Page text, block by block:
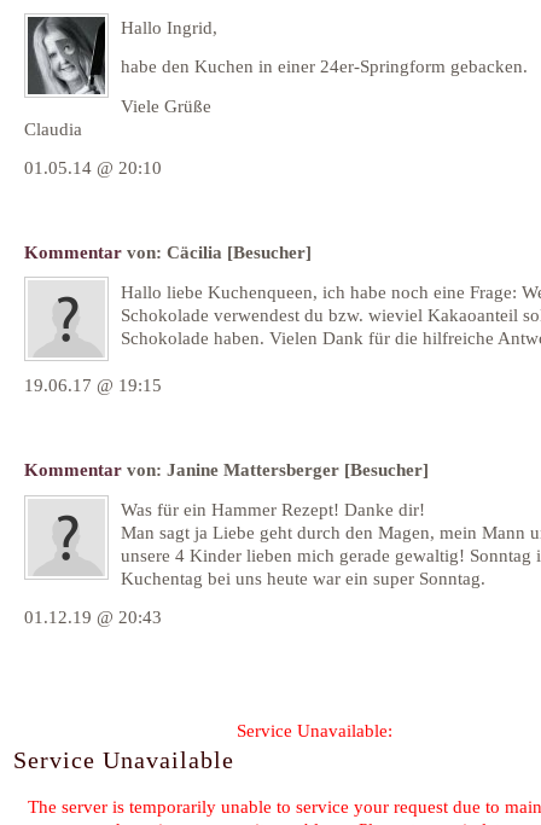
Hallo Ingrid,
habe den Kuchen in einer 24er-Springform gebacken.
Viele Grüße
Claudia
01.05.14 @ 20:10
Kommentar von: Cäcilia [Besucher]
Hallo liebe Kuchenqueen, ich habe noch eine Frage:
Schokolade verwendest du bzw. wieviel Kakaoanteil
Schokolade haben. Vielen Dank für die hilfreiche
19.06.17 @ 19:15
Kommentar von: Janine Mattersberger [Besucher]
Was für ein Hammer Rezept! Danke dir!
Man sagt ja Liebe geht durch den Magen, mein Mann
unsere 4 Kinder lieben mich gerade gewaltig! Sonntag
Kuchentag bei uns heute war ein super Sonntag.
01.12.19 @ 20:43
Formular wird geladen...
Kommentar-Feed für diesen Eintrag